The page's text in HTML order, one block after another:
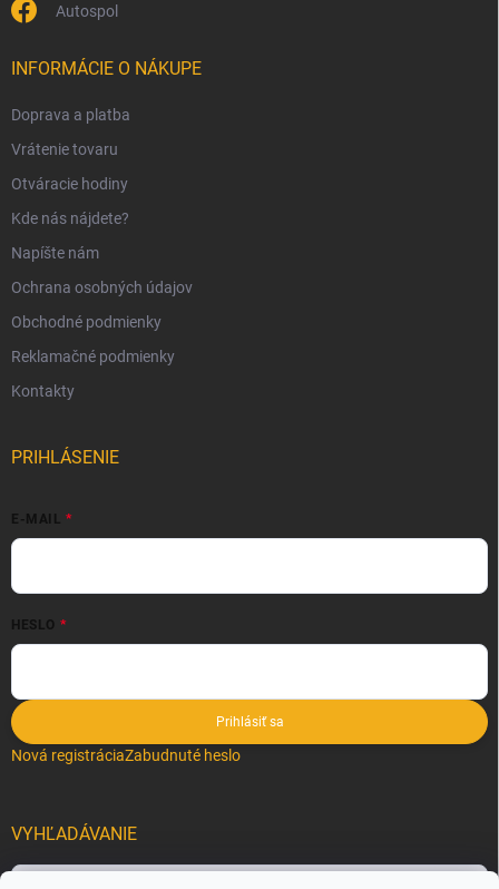
Autospol
INFORMÁCIE O NÁKUPE
Doprava a platba
Vrátenie tovaru
Otváracie hodiny
Kde nás nájdete?
Napíšte nám
Ochrana osobných údajov
Obchodné podmienky
Reklamačné podmienky
Kontakty
PRIHLÁSENIE
E-MAIL
HESLO
Prihlásiť sa
Nová registráciaZabudnuté heslo
VYHĽADÁVANIE